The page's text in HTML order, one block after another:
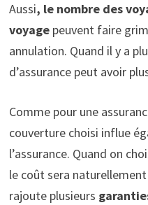
Aussi, le nombre des
voyagepeuvent faire
annulation. Quand il y a
d’assurance peut avoir
Comme pour une
couverture choisi influe
l’assurance. Quand on
le coût sera
rajoute plusieurs